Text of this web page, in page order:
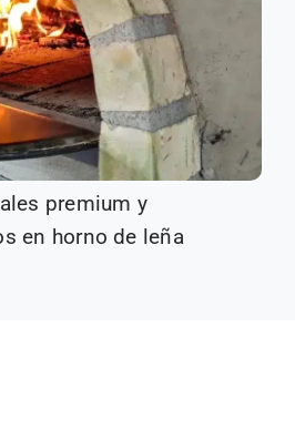
premium y
en horno de leña